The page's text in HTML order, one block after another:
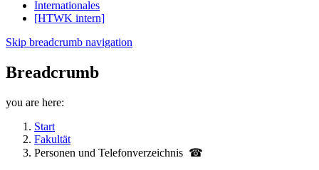
Internationales
[HTWK intern]
Skip breadcrumb navigation
Breadcrumb
you are here:
Start
Fakultät
Personen und Telefon­verzeichnis ☎